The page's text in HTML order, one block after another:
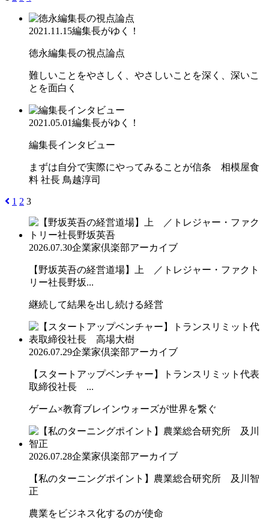
2021.11.15編集長がゆく！
徳永編集長の視点論点
難しいことをやさしく、やさしいことを深く、深いこ
とを面白く
2021.05.01編集長がゆく！
編集長インタビュー
まずは自分で実際にやってみることが信条 相模屋食
料 社長 鳥越淳司
1 2 3
2026.07.30企業家倶楽部アーカイブ
【野坂英吾の経営道場】上 ／トレジャー・ファクト
リー社長野坂...
継続して結果を出し続ける経営
2026.07.29企業家倶楽部アーカイブ
【スタートアップベンチャー】トランスリミット代表
取締役社長 ...
ゲーム×教育ブレインウォーズが世界を繋ぐ
2026.07.28企業家倶楽部アーカイブ
【私のターニングポイント】農業総合研究所 及川智
正
農業をビジネス化するのが使命